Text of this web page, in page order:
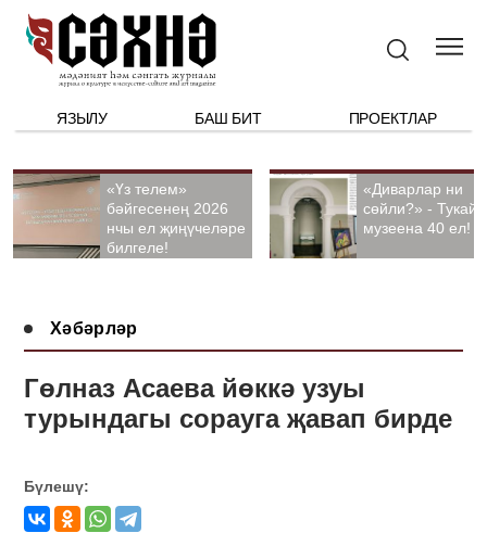
ЯЗЫЛУ БАШ БИТ ПРОЕКТЛАР
«Үз телем»
бәйгесенең 2026
нчы ел җиңүчеләре
билгеле!
«Диварлар ни
сөйли?» - Тукай
музеена 40 ел!
Хәбәрләр
Гөлназ Асаева йөккә узуы
турындагы сорауга җавап бирде
Бүлешү: